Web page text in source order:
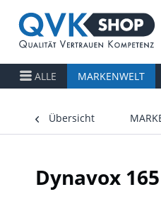
ALLE MARKENWELT
Übersicht
Dynavox